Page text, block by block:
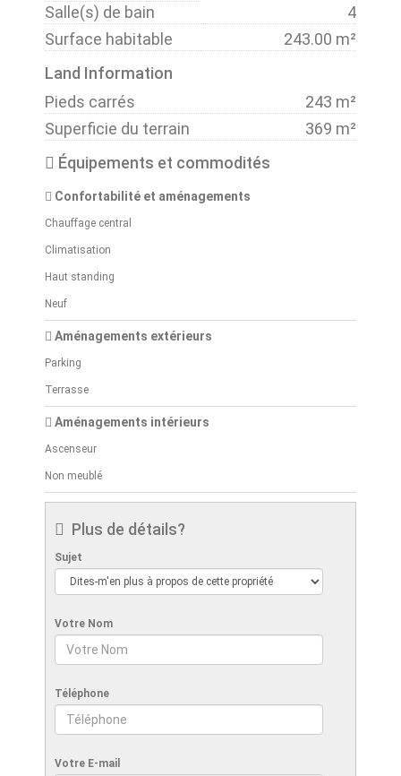
Salle(s) de bain
4
Surface habitable
243.00 m²
Land Information
Pieds carrés
243 m²
Superficie du terrain
369 m²
Équipements et commodités
Confortabilité et aménagements
Chauffage central
Climatisation
Haut standing
Neuf
Aménagements extérieurs
Parking
Terrasse
Aménagements intérieurs
Ascenseur
Non meublé
Plus de détails?
Sujet
Votre Nom
Téléphone
Votre E-mail